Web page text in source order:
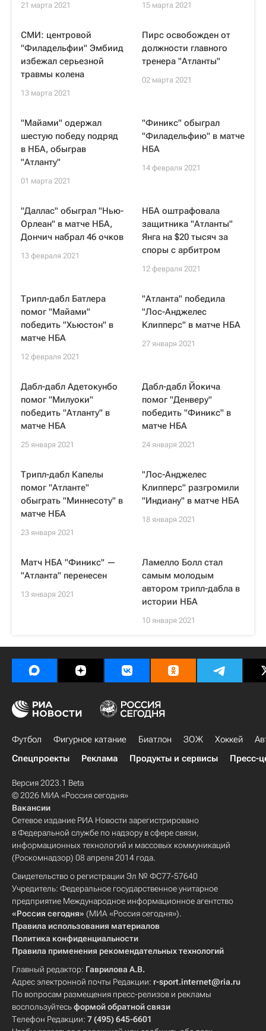
21 марта 2021 15 марта 2021
СМИ: центровой
"Филадельфии" Эмбиид
избежал серьезной
травмы колена
13 марта 2021
Пирс освобожден от
должности главного
тренера "Атланты"
02 марта 2021
"Майами" одержал
шестую победу подряд
в НБА, обыграв
"Атланту"
01 марта 2021
"Финикс" обыграл
"Филадельфию" в матче
НБА
14 февраля 2021
"Даллас" обыграл "Нью-
Орлеан" в матче НБА,
Дончич набрал 46 очков
13 февраля 2021
НБА оштрафовала
защитника "Атланты"
Янга на $20 тысяч за
споры с арбитром
12 февраля 2021
Трипл-дабл Батлера
помог "Майами"
победить "Хьюстон" в
матче НБА
12 февраля 2021
"Атланта" победила
"Лос-Анджелес
Клипперс" в матче НБА
27 января 2021
Дабл-дабл Адетокунбо
помог "Милуоки"
победить "Атланту" в
матче НБА
25 января 2021
Дабл-дабл Йокича
помог "Денверу"
победить "Финикс" в
матче НБА
24 января 2021
Трипл-дабл Капелы
помог "Атланте"
обыграть "Миннесоту" в
матче НБА
23 января 2021
"Лос-Анджелес
Клипперс" разгромили
"Индиану" в матче НБА
18 января 2021
Матч НБА "Финикс" —
"Атланта" перенесен
13 января 2021
Ламелло Болл стал
самым молодым
автором трипл-дабла в
истории НБА
10 января 2021
Футбол Фигурное катание Биатлон ЗОЖ Хоккей
Спецпроекты
Реклама Продукты и сервисы Пресс-
Версия 2023.1 Beta
© 2026 МИА «Россия сегодня»
Вакансии
Сетевое издание РИА Новости зарегистрировано
в Федеральной службе по надзору в сфере связи,
информационных технологий и массовых коммуникаций
(Роскомнадзор) 08 апреля 2014 года.
Свидетельство о регистрации Эл № ФС77-57640
Учредитель: Федеральное государственное унитарное
предприятие Международное информационное агентство
«Россия сегодня» (МИА «Россия сегодня»).
Правила использования материалов
Политика конфиденциальности
Правила применения рекомендательных технологий
Главный редактор: Гаврилова А.В.
Адрес электронной почты Редакции: r-sport.internet@ria.ru
По вопросам размещения пресс-релизов и рекламы
воспользуйтесьформой обратной связи
Телефон Редакции: 7 (495) 645-6601